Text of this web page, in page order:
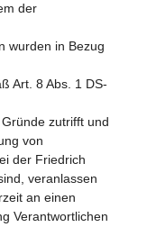
der
wurden in Bezug
Art. 8 Abs. 1 DS-
zutrifft und
von
der Friedrich
veranlassen
an einen
Verantwortlichen